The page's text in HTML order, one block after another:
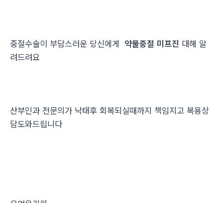
중절수술이 부담스러운 당신에게 약물중절 미프진 대해 알
려드려요
산부인과 전문의가 낙태후 회복되실때까지 책임지고 복용상
담도와드립니다